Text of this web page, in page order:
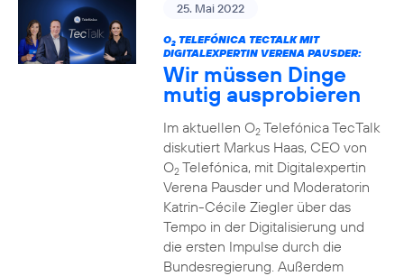
25. Mai 2022
O2TELEFÓNICA TECTALK MIT
DIGITALEXPERTIN VERENA PAUSDER:
Wir müssen Dinge
mutig ausprobieren
Im aktuellen O2Telefónica TecTalk
diskutiert Markus Haas, CEO von
O2Telefónica, mit Digitalexpertin
Verena Pausder und Moderatorin
Katrin-Cécile Ziegler über das
Tempo in der Digitalisierung und
die ersten Impulse durch die
Bundesregierung. Außerdem